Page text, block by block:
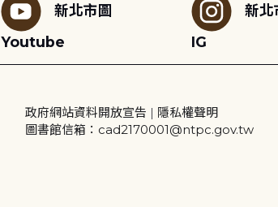
新北市圖
Youtube
新北
IG
政府網站資料開放宣告 | 隱私權聲明
圖書館信箱：cad2170001@ntpc.gov.tw